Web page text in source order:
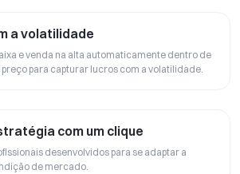
a volatilidade
e venda na alta automaticamente dentro de
preço para capturar lucros com a volatilidade.
com um clique
desenvolvidos para se adaptar a
de mercado.